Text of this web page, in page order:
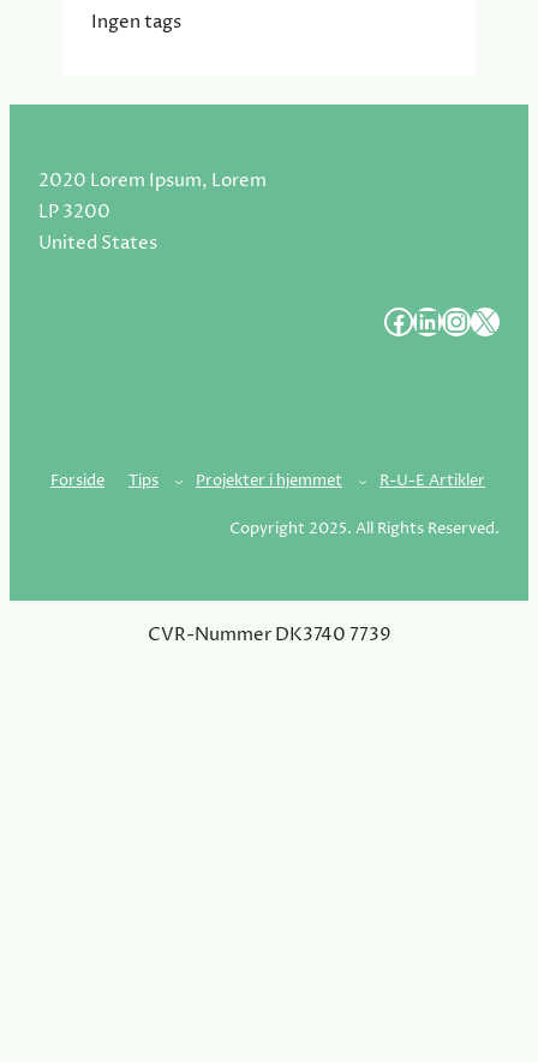
Ingen tags
2020 Lorem Ipsum, Lorem
LP 3200
United States
####
Forside Tips Projekter i hjemmet R-U-E Artikler
Copyright 2025. All Rights Reserved.
CVR-Nummer DK3740 7739